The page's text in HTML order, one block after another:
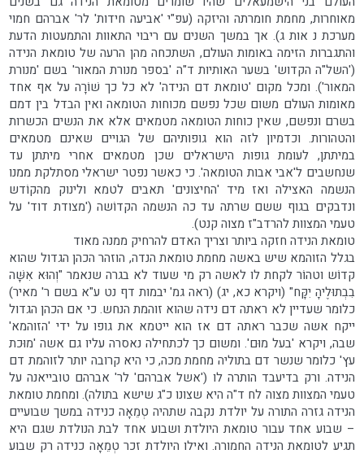
מאוחרות, מחמת חומרתה והיזקה (עפ"י 'אביעה חידות' לר' אברהם חמוי
מערכת נ אות ג). אך במשך השנים עם ריבוי התאוות והתמעטות הדעת
והתגברות הזימה באומות העולם, השתכחה מהן הרעה של טומאת הנידה
('השל"ה הקדוש' בשער האותיות ד"ה 'בספר מנורת המאור' בשם 'מנורת
המאור'). ומכל מקום 'טומאת דם הנידה' לא כל כך שׁוֹרָה על אף אחד
מאומות העולם משום שכל נפשם מכוחות הטומאה ואין הבדל בין דמם
בשרם ונפשם, שאין כוחות הטומאה מטמאים אלא את הנשים הכשרות
והטהורות. וכדמיון לזה הוא גופותיהם של הגויים שאינם מטמאים
במיתתן, לעומת גופות הישראלים שכן מטמאים אחרי מיתתן עד
שנחשבים ל'אבי אבות הטומאה'. כי כאשר נפטר ישראלי מסתלקת ממנו
הנשמה האצילה ואז מיד 'החיצונים' תאבים לטמא ולינוק מהקוֹדש
ונדבקים בגוף ששם שרתה עד כה הנשמה הקדוֹשה ('מצודת דוד' על
טעמי המצוות להרדב"ז מצוה קנט).
טומאת הנידה חזקה ביותר וצריך האדם להרחיק ממנה מאוד
בגלל הזוהמא שיש באשה מחמת טומאת הנדה, הוזהר הכהן הגדול שהוא
קדוֹש וטהוֹר לקחת לו לאשה רק מי שעוד לא בגרה שנאמר "וְהוּא אִשָּׁה
בִבְתוּלֶיהָ יִקָּח" (ויקרא כא, יג) (ראה גמ' יבמות דף נט ע"א בשם ר' מאיר)
כלומר שעדיין לא ראתה דם נידה שהוא זוהמת הנחש. כי אם הכהן הגדול
ייקח אשה שכבר ראתה דם אז הוא ייטמא את גופו על ידי 'הזוהמא'
שבה, ויקרא 'בעל מוּם'. ומשום כך לכתחילה נאסרה עליו גם אשה 'מוּכת
עץ' כלומר שנשר דם בתוליה מחמת מכה, כי היא קרובה יותר לזוהמת דם
הנידה. ורק בדיעבד הותרה לו ('אשל אברהם' לר' אברהם טובייאנה על
טעמי המצוות מצוה לח ד"ה היא שצונו כ"ג שישא בתולה). ומחמת טומאת
הנידה גזרה התורה על יולדת נקבה שתהיה טְמֵאָה כנידה במשך שבועיים
– שבוע אחד עבור טומאת היולדת ושבוע אחד לבת הנולדת שגם היא
תגיע לטומאת הנידה החמורה. ואילו היולדת זכר טְמֵאָה כנידה רק שבוע